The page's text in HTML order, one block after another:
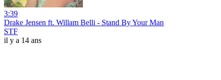
3:39
Drake Jensen ft. Willam Belli - Stand By Your Man
STF
il y a 14 ans